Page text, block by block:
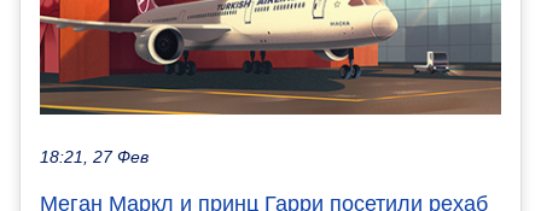
18:21, 27 Фев
Меган Маркл и принц Гарри посетили рехаб